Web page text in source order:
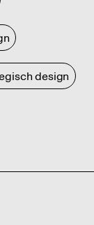
design